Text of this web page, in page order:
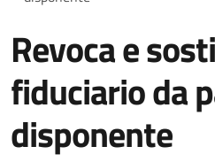
Revoca e
fiduciario da
disponente